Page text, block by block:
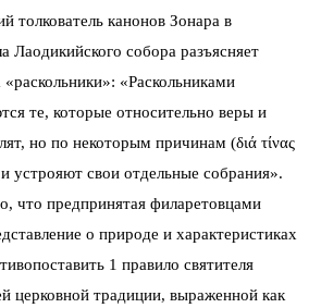
толкователь канонов Зонара в
Лаодикийского собора разъясняет
«Раскольниками
те, которые относительно веры и
но по некоторым причинам (διά τίνας
и устрояют свои отдельные собрания».
что предпринятая филаретовцами
о природе и характеристиках
1 правило святителя
церковной традиции, выраженной как